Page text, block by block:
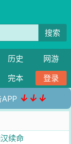
搜索
历史
网游
完本 登录
↓↓↓
续命